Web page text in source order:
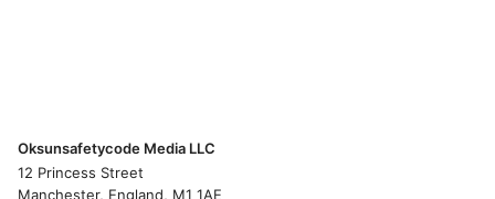
Oksunsafetycode Media LLC
12 Princess Street
Manchester, England, M1 1AE